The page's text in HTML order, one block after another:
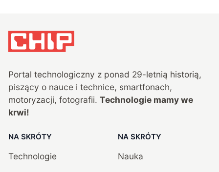
Portal technologiczny z ponad 29-letnią historią,
piszący o nauce i technice, smartfonach,
motoryzacji, fotografii. Technologie mamy we
krwi!
NA SKRÓTY
Technologie
NA SKRÓTY
Nauka